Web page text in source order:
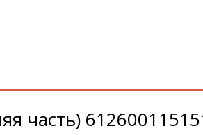
часть)